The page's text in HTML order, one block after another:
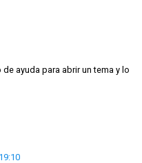
ayuda para abrir un tema y lo